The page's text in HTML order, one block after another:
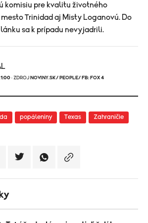
komisiu pre kvalitu životného
mesto Trinidad aj Misty Loganovú. Do
sa k prípadu nevyjadrili.
· ZDROJ NOVINY.SK/ PEOPLE/ FB: FOX 4
popáleniny Texas Zahraničie